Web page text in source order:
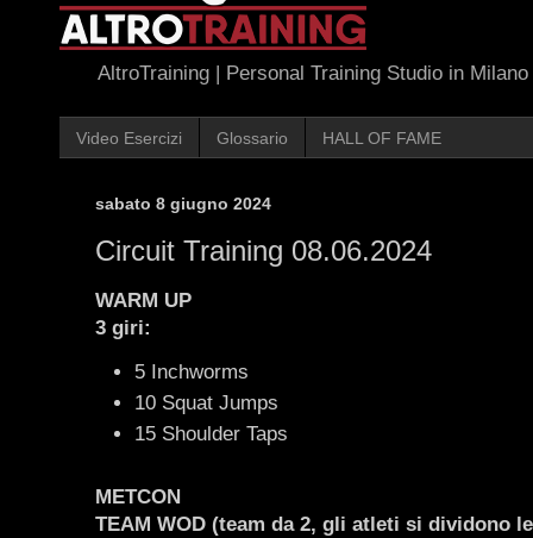
AltroTraining | Personal Training Studio in Milano
Video Esercizi Glossario HALL OF FAME
sabato 8 giugno 2024
Circuit Training 08.06.2024
WARM UP
3 giri:
5 Inchworms
10 Squat Jumps
15 Shoulder Taps
METCON
TEAM WOD (team da 2, gli atleti si dividono